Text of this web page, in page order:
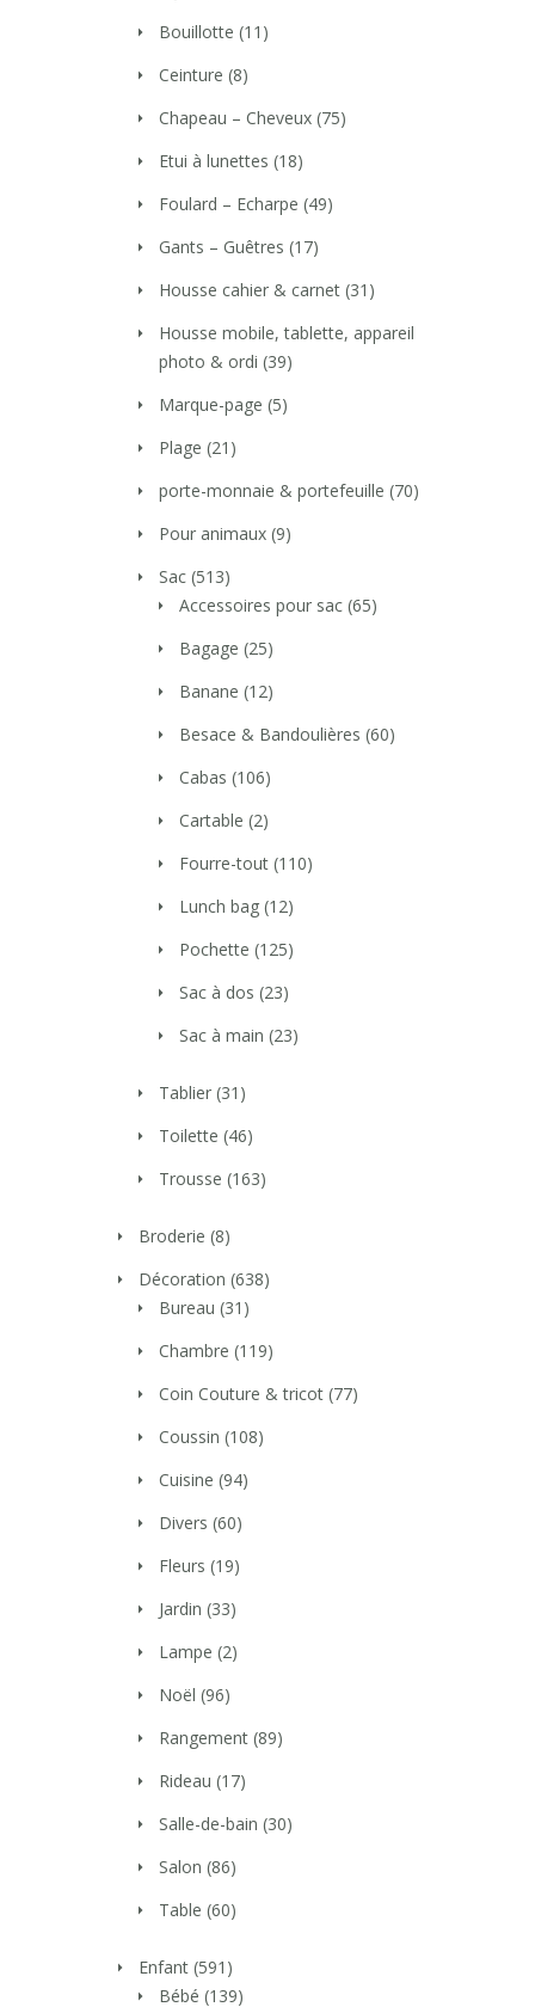
Bouillotte (11)
Ceinture (8)
Chapeau – Cheveux (75)
Etui à lunettes (18)
Foulard – Echarpe (49)
Gants – Guêtres (17)
Housse cahier & carnet (31)
Housse mobile, tablette, appareil
photo & ordi (39)
Marque-page (5)
Plage (21)
porte-monnaie & portefeuille (70)
Pour animaux (9)
Sac (513)
Accessoires pour sac (65)
Bagage (25)
Banane (12)
Besace & Bandoulières (60)
Cabas (106)
Cartable (2)
Fourre-tout (110)
Lunch bag (12)
Pochette (125)
Sac à dos (23)
Sac à main (23)
Tablier (31)
Toilette (46)
Trousse (163)
Broderie (8)
Décoration (638)
Bureau (31)
Chambre (119)
Coin Couture & tricot (77)
Coussin (108)
Cuisine (94)
Divers (60)
Fleurs (19)
Jardin (33)
Lampe (2)
Noël (96)
Rangement (89)
Rideau (17)
Salle-de-bain (30)
Salon (86)
Table (60)
Enfant (591)
Bébé (139)